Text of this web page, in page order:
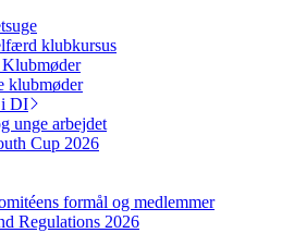
klubkursus
klubmøder
i DI
unge arbejdet
Cup 2026
formål og medlemmer
Regulations 2026